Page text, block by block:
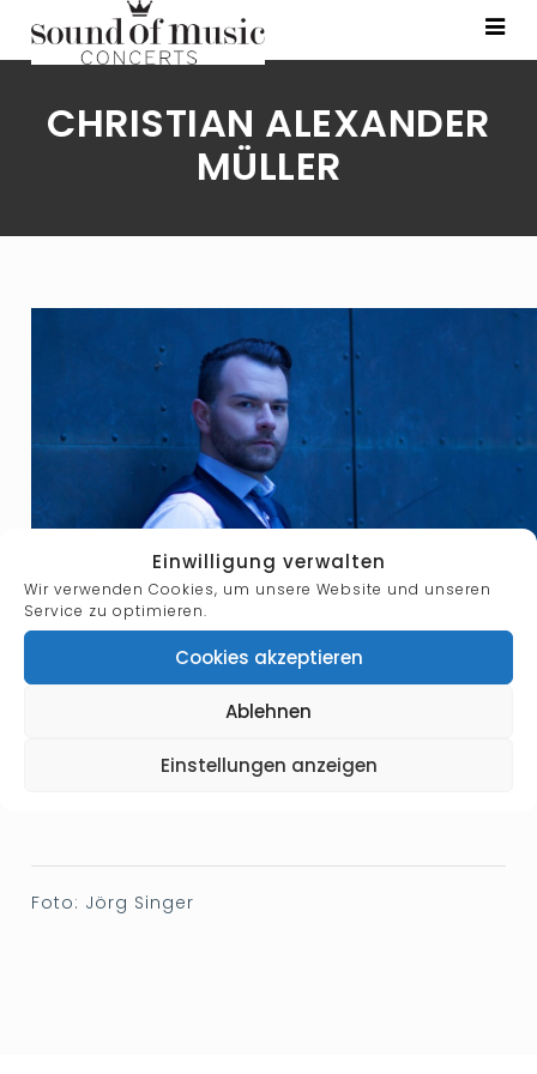
Einwilligung verwalten
Wir verwenden Cookies, um unsere Website und unseren
Service zu optimieren.
Cookies akzeptieren
Ablehnen
Einstellungen anzeigen
CHRISTIAN ALEXANDER
MÜLLER
Foto: Jörg Singer